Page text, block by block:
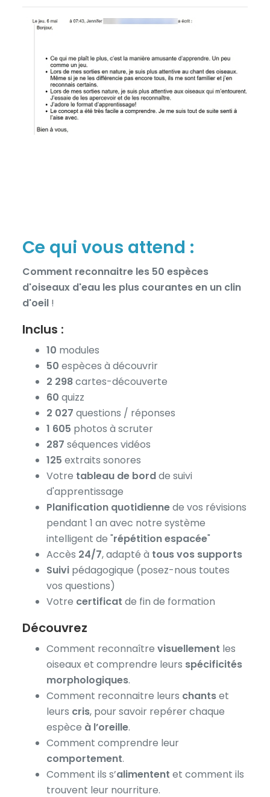
Ce qui vous attend :
Comment reconnaitre les 50 espèces
d'oiseaux d'eau les plus courantes en un clin
d'oeil !
Inclus :
10 modules
50 espèces à découvrir
2 298cartes-découverte
60 quizz
2 027 questions / réponses
1 605 photos à scruter
287 séquences vidéos
125 extraits sonores
Votre tableau de bordde suivi
d'apprentissage
Planification quotidiennede vos révisions
pendant 1 an avec notre système
intelligent de "répétition espacée"
Accès 24/7, adapté à tous vos supports
Suivi pédagogique (posez-nous toutes
vos questions)
Votre certificat de fin de formation
Découvrez
Comment reconnaîtrevisuellement les
oiseaux et comprendre leurs spécificités
morphologiques.
Comment reconnaitre leurs chantset
leurs cris, pour savoir repérer chaque
espèce à l’oreille.
Comment comprendre leur
comportement.
Comment ils s’alimentent et comment ils
trouvent leur nourriture.